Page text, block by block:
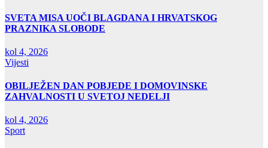
SVETA MISA UOČI BLAGDANA I HRVATSKOG
PRAZNIKA SLOBODE
kol 4, 2026
Vijesti
OBILJEŽEN DAN POBJEDE I DOMOVINSKE
ZAHVALNOSTI U SVETOJ NEDELJI
kol 4, 2026
Sport